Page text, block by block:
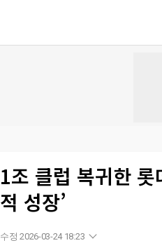
1조 클럽 복귀한 롯
적 성장’
수정 2026-03-24 18:23